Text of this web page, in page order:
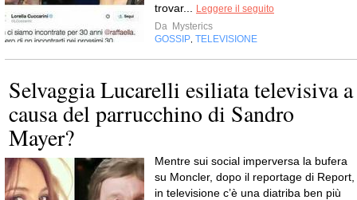
trovar...
Leggere il seguito
Da Mysterics
GOSSIP TELEVISIONE
Selvaggia Lucarelli esiliata televisiva a
causa del parrucchino di Sandro
Mayer?
Mentre sui social imperversa la bufera
su Moncler, dopo il reportage di Report,
in televisione c’è una diatriba ben più